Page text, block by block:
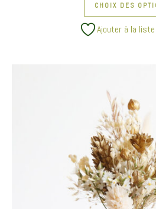
CHOIX DES
Ajouter à la liste